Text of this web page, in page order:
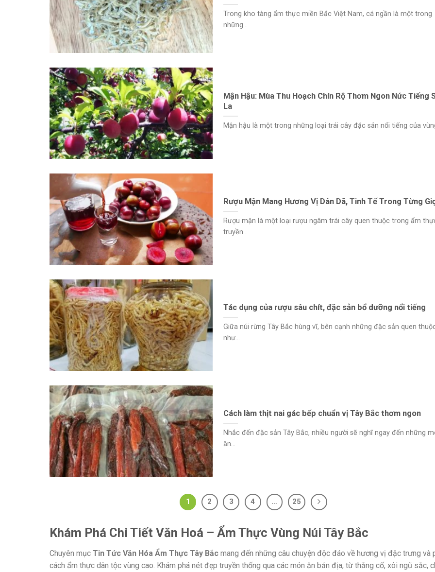
Trong kho tàng ẩm thực miền Bắc Việt Nam, cá ngần là một trong
những...
Mận Hậu: Mùa Thu Hoạch Chín Rộ Thơm Ngon Nức Tiếng
La
Mận hậu là một trong những loại trái cây đặc sản nổi tiếng của
Rượu Mận Mang Hương Vị Dân Dã, Tinh Tế Trong Từng
Rượu mận là một loại rượu ngâm trái cây quen thuộc trong ẩm
truyền...
Tác dụng của rượu sâu chít, đặc sản bổ dưỡng nổi tiếng
Giữa núi rừng Tây Bắc hùng vĩ, bên cạnh những đặc sản quen
như...
Cách làm thịt nai gác bếp chuẩn vị Tây Bắc thơm ngon
Nhắc đến đặc sản Tây Bắc, nhiều người sẽ nghĩ ngay đến những
ăn...
1 2 3 4 … 25
Khám Phá Chi Tiết Văn Hoá – Ẩm Thực Vùng Núi Tây Bắc
Chuyên mục Tin Tức Văn Hóa Ẩm Thực Tây Bắc mang đến những câu chuyện độc đáo về hương vị đặc trưng và
cách ẩm thực dân tộc vùng cao. Khám phá nét đẹp truyền thống qua các món ăn bản địa, từ thắng cố, xôi ngũ sắc,